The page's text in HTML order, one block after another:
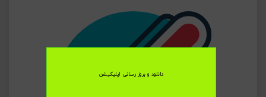
اشتراک گذاری در شبکه های اجتماعی
دانلود و بروز رسانی اپلیکیشن